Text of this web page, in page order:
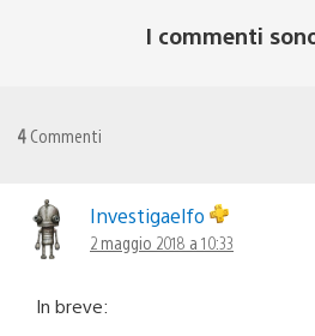
I commenti
4 Commenti
Investigaelfo
2 maggio 2018 a 10:33
In breve: